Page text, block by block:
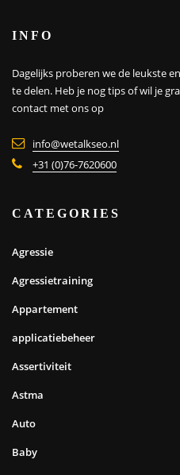
INFO
Dagelijks proberen we de leukste
te delen. Heb je nog tips of wil je
contact met ons op
info@wetalkseo.nl
+31 (0)76-7620600
CATEGORIES
Agressie
Agressietraining
Appartement
applicatiebeheer
Assertiviteit
Astma
Auto
Baby